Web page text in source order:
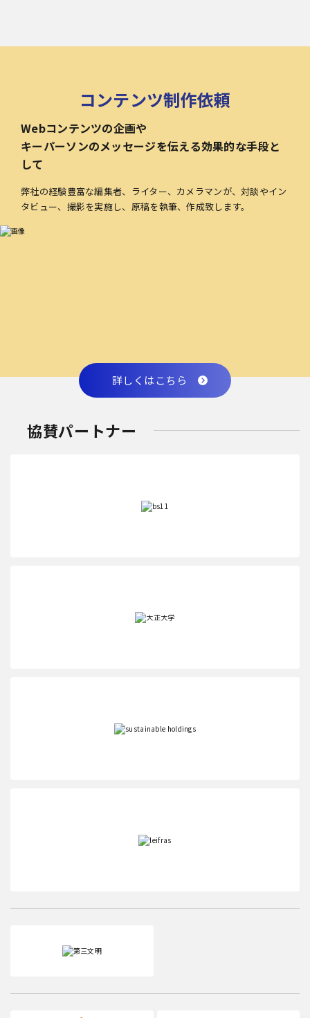
コンテンツ制作依頼
Webコンテンツの企画や
キーパーソンのメッセージを伝える効果的な手段と
して
弊社の経験豊富な編集者、ライター、カメラマンが、対談やイン
タビュー、撮影を実施し、原稿を執筆、作成致します。
詳しくはこちら
協賛パートナー